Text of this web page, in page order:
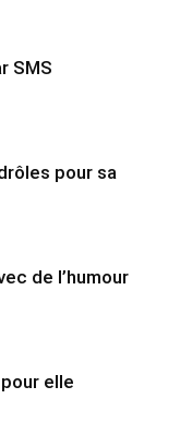
SMS
pour sa
de l’humour
elle